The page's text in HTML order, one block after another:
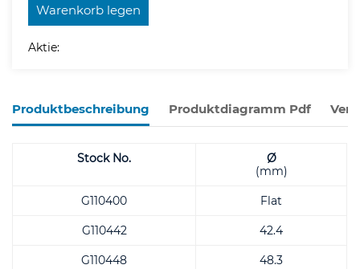
Warenkorb legen
Aktie:
Produktbeschreibung Produktdiagramm Pdf
Stock No.
Ø
(mm)
G110400
Flat
G110442
42.4
G110448
48.3